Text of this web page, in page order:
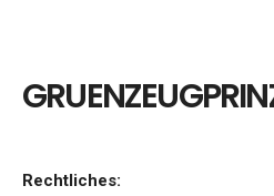
Rechtliches: